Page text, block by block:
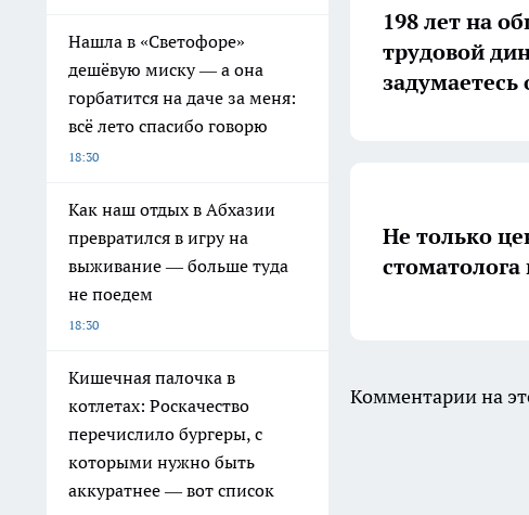
Нашла в «Светофоре»
дешёвую миску — а она
горбатится на даче за меня:
всё лето спасибо говорю
18:30
Как наш отдых в Абхазии
превратился в игру на
выживание — больше туда
не поедем
18:30
Кишечная палочка в
котлетах: Роскачество
перечислило бургеры, с
которыми нужно быть
аккуратнее — вот список
198 лет на
трудовой
задумаетесь
Не только
Комментарии на